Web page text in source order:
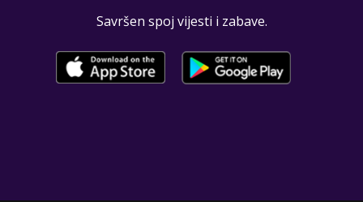
Savršen spoj vijesti i zabave.